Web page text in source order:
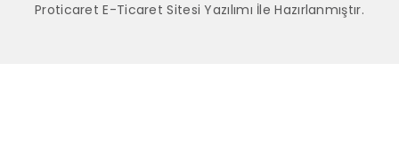
Proticaret E-Ticaret Sitesi Yazılımı İle Hazırlanmıştır.